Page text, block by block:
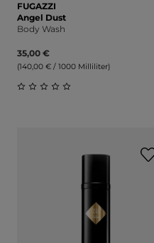
FUGAZZI
Angel Dust
Body Wash
35,00 €
(140,00 € / 1000 Milliliter)